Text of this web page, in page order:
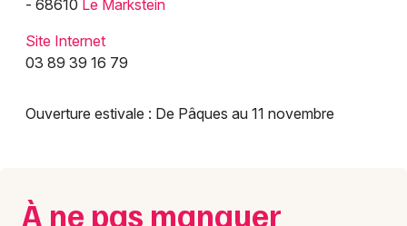
- 68610 Le Markstein
Site Internet
03 89 39 16 79
Ouverture estivale : De Pâques au 11 novembre
À ne pas manquer